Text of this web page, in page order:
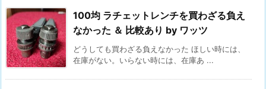
100均 ラチェットレンチを買わざる負え
なかった ＆ 比較あり by ワッツ
どうしても買わざる負えなかった ほしい時には、
在庫がない。いらない時には、在庫あ ...